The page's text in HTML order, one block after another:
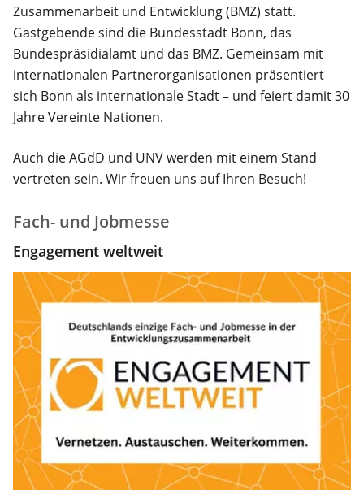
Zusammenarbeit und Entwicklung (BMZ) statt.
Gastgebende sind die Bundesstadt Bonn, das
Bundespräsidialamt und das BMZ. Gemeinsam mit
internationalen Partnerorganisationen präsentiert
sich Bonn als internationale Stadt – und feiert damit 30
Jahre Vereinte Nationen.
Auch die AGdD und UNV werden mit einem Stand
vertreten sein. Wir freuen uns auf Ihren Besuch!
Fach- und Jobmesse
Engagement weltweit